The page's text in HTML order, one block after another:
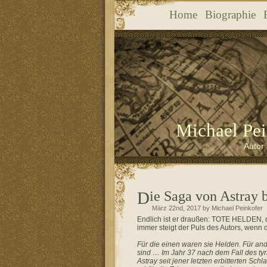
Home Biographie
Michael
Autor
Die Saga von
März 22nd, 2017 by Michael Peinkofer
Endlich ist er draußen: TOTE
immer steigt der Puls des Autors,
Für die einen waren sie Helden. Für
sind … Im Jahr 37 nach dem Fall des
Astray seit jener letzten erbitterten